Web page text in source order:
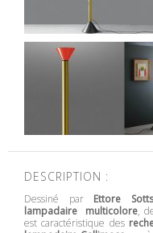
DESCRIPTION :
Dessiné par Ettore
lampadaire multicolore,
est caractéristique des